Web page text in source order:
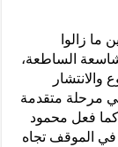
ما زالوا
الساطعة،
والانتشار
مرحلة متقدمة
كما فعل محمود
في الموقف تجاه